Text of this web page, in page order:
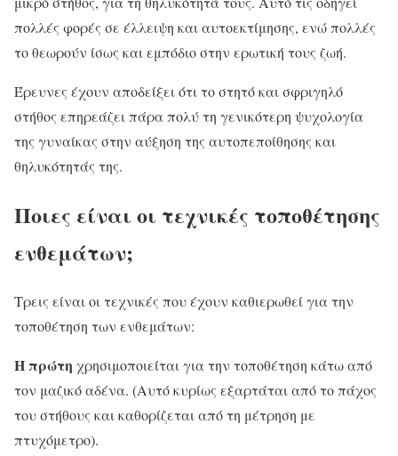
πολλές φορές σε έλλειψη και αυτοεκτίμησης, ενώ πολλές
το θεωρούν ίσως και εμπόδιο στην ερωτική τους ζωή.
Έρευνες έχουν αποδείξει ότι το στητό και σφριγηλό
στήθος επηρεάζει πάρα πολύ τη γενικότερη ψυχολογία
της γυναίκας στην αύξηση της αυτοπεποίθησης και
θηλυκότητάς της.
Ποιες είναι οι τεχνικές τοποθέτησης
ενθεμάτων;
Τρεις είναι οι τεχνικές που έχουν καθιερωθεί για την
τοποθέτηση των ενθεμάτων:
Η πρώτη χρησιμοποιείται για την τοποθέτηση κάτω από
τον μαζικό αδένα. (Αυτό κυρίως εξαρτάται από το πάχος
του στήθους και καθορίζεται από τη μέτρηση με
πτυχόμετρο).